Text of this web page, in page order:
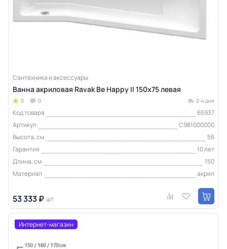
Сантехника и аксессуары
Ванна акриловая Ravak Be Happy II 150х75 левая
0 0 2-4 дня
Код товара
65937
Артикул
C981000000
Высота, см
56
Гарантия
10 лет
Длина, см
150
Материал
акрил
53 333 ₽ шт
Интернет-магазин